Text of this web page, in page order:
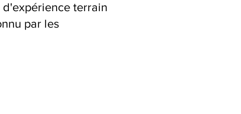
d'expérience terrain
par les